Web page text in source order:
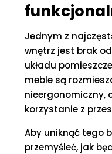
Jednym z
wnętrz jest brak
układu
meble są
nieergonomiczny,
korzystanie z
Aby uniknąć tego
przemyśleć, jak